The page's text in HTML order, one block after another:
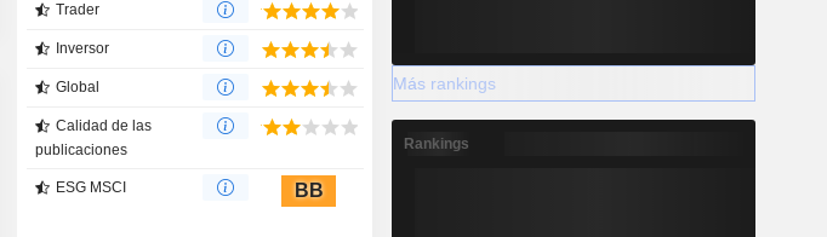
Trader
Inversor
Global
Calidad de las
publicaciones
ESG MSCI BB
Más rankings
Rankings